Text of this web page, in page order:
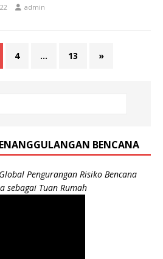
admin
4 … 13 »
BENCANA
Pengurangan Risiko Bencana
sebagai Tuan Rumah